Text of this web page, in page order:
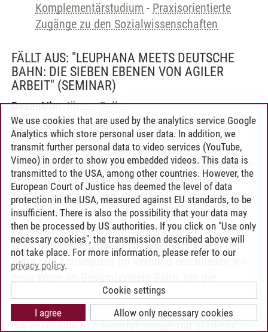
Komplementärstudium - Praxisorientierte
Zugänge zu den Sozialwissenschaften
FÄLLT AUS: "LEUPHANA MEETS DEUTSCHE
BAHN: DIE SIEBEN EBENEN VON AGILER
ARBEIT" (SEMINAR)
Dozent/in: Jürgen Deller
Inhalt:Die DB Systel
(https://www.dbsystel.de/dbsystel) ist das IT-
Tochterunternehmen innerhalb des Deutsche Bahn-
Konzerns und Treiber der Digitalisierung aller
Tochtergesellschaften. Sie stellt sich im Internet so
vor: "Digitalisierung ist der zentrale Erfolgsfaktor
für die Zukunft der Bahn. Dafür bereiten wir den
Weg. Gemeinsam mit allen Geschäftsfeldern der
Bahn und konsequent im Verbund erschließen wir
Digitalisierung der Geschäftsprozesse und
ganzheitliche digitale Lösungen voranzubringen.
Um exzellente Kundenerfahrungen mit starkem
We use cookies that are used by the analytics service Google
Analytics which store personal user data. In addition, we
transmit further personal data to video services (YouTube,
Vimeo) in order to show you embedded videos. This data is
transmitted to the USA, among other countries. However, the
European Court of Justice has deemed the level of data
protection in the USA, measured against EU standards, to be
insufficient. There is also the possibility that your data may
then be processed by US authorities. If you click on "Use only
necessary cookies", the transmission described above will
not take place. For more information, please refer to our
privacy policy.
Cookie settings
Allow only necessary cookies
I agree